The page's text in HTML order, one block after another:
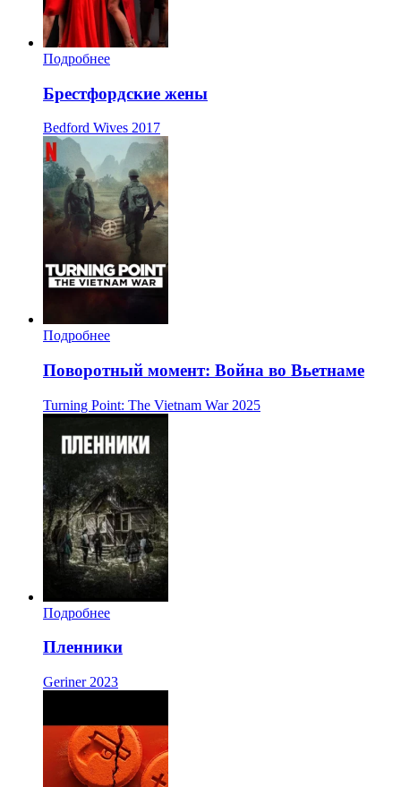
Подробнее
Брестфордские жены
Bedford Wives 2017
Подробнее
Поворотный момент: Война во Вьетнаме
Turning Point: The Vietnam War 2025
Подробнее
Пленники
Geriner 2023